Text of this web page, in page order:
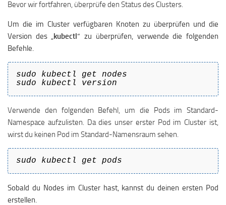
Bevor wir fortfahren, überprüfe den Status des Clusters.
Um die im Cluster verfügbaren Knoten zu überprüfen und die
Version des „kubectl“ zu überprüfen, verwende die folgenden
Befehle.
sudo kubectl get nodes
sudo kubectl version
Verwende den folgenden Befehl, um die Pods im Standard-
Namespace aufzulisten. Da dies unser erster Pod im Cluster ist,
wirst du keinen Pod im Standard-Namensraum sehen.
sudo kubectl get pods
Sobald du Nodes im Cluster hast, kannst du deinen ersten Pod
erstellen.